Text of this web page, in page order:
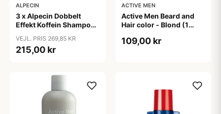
ALPECIN
3 x Alpecin Dobbelt
Effekt Koffein Shampoo
VEJL. PRIS 269,85 KR
215,00 kr
ACTIVE MEN
Active Men Beard and
Hair color - Blond (1
109,00 kr